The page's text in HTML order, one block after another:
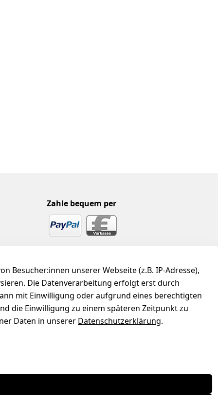
Besucher:innen unserer Webseite (z.B. IP-Adresse),
Die Datenverarbeitung erfolgt erst durch
mit Einwilligung oder aufgrund eines berechtigten
die Einwilligung zu einem späteren Zeitpunkt zu
Daten in unserer Datenschutzerklärung.
Zahle bequem per